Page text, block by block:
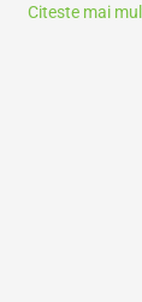
Citeste mai